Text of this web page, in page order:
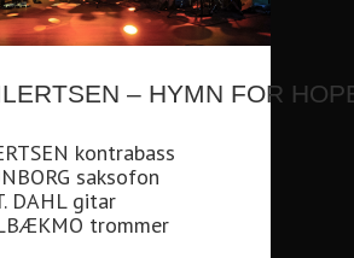
– HYMN FOR
kontrabass
saksofon
DAHL gitar
trommer